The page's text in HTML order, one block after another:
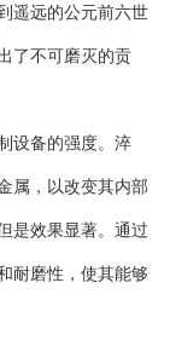
遥远的公元前六世
了不可磨灭的贡
设备的强度。淬
属，以改变其内部
是效果显著。通过
耐磨性，使其能够